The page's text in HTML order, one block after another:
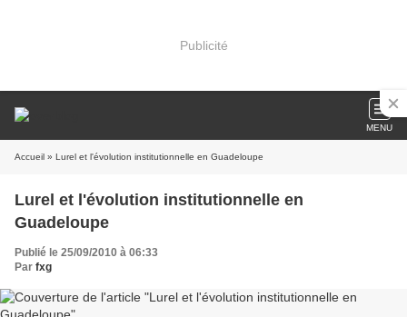
Publicité
MENU
Accueil » Lurel et l'évolution institutionnelle en Guadeloupe
Lurel et l'évolution institutionnelle en
Guadeloupe
Publié le 25/09/2010 à 06:33
Par fxg